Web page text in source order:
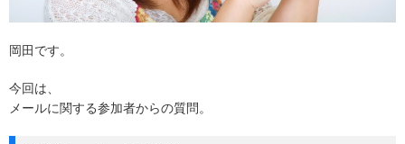
岡田です。
今回は、
メールに関する参加者からの質問。